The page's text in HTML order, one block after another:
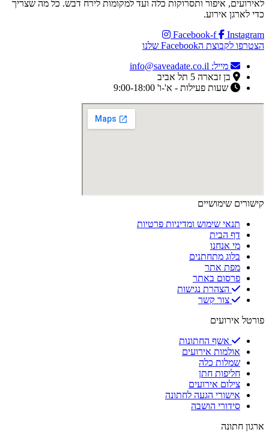
לאירועים, איפור ותסרוקות כלה ועד למקומות לירח דבש. כל מה שצריך
כדי לארגן אירוע.
Facebook-f
Instagram
הצטרפו לקבוצת הFacebook שלנו
מייל: info@saveadate.co.il
בן זבארה 5 תל אביב
שעות פעילות - א'-ו' 9:00-18:00
קישורים שימושיים
תנאי שימוש ומדיניות פרטיות
דף הבית
מי אנחנו
בלוג מתחתנים
מפת אתר
פרסום באתר
הצהרת נגישות
צור קשר
פורטל אירועים
אשף החתונות
אולמות אירועים
שמלות כלה
חליפות חתן
צילום אירועים
אישורי הגעה לחתונה
סידורי הושבה
ארגון חתונה